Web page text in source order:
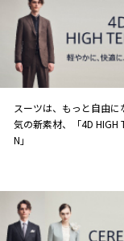
スーツは、もっと自由に
気の新素材、「4D HIGH
N」